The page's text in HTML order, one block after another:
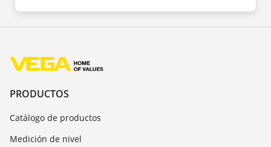
PRODUCTOS
Catálogo de productos
Medición de nivel